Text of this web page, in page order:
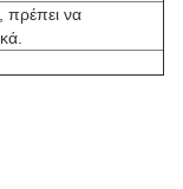
πρέπει να